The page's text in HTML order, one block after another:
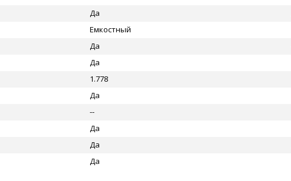
Да
Емкостный
Да
Да
1.778
Да
--
Да
Да
Да